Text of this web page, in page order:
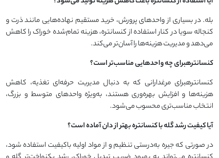
بله. در بسیاری از واحدهای پرورش، خرید مستقیم نهاده‌هایی مانند ذرت و
کنجاله سویا در کنار استفاده از کنسانتره، هزینه تمام‌شده خوراک را کاهش
می‌دهد و مدیریت هزینه‌ها را آسان‌تر می‌کند.
کنسانترهبرای چه واحدهایی مناسب‌تر است؟
کنسانترهبرای مرغدارانی که به دنبال مدیریت حرفه‌ای تغذیه، کاهش
هزینه‌ها و افزایش بهره‌وری هستند، به‌ویژه واحدهای متوسط و بزرگ،
انتخاب مناسب‌تری محسوب می‌شود.
آیا کیفیت رشد گله با کنسانتره بهتر از دان آماده است؟
در صورتی که جیره به‌درستی تنظیم و از مواد اولیه باکیفیت استفاده شود،